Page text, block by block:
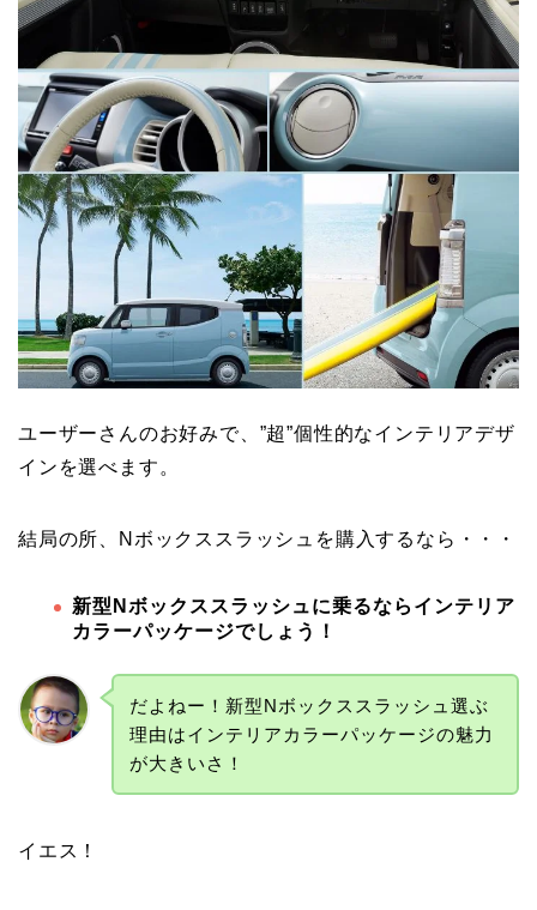
ユーザーさんのお好みで、”超”個性的なインテリアデザ
インを選べます。
結局の所、Nボックススラッシュを購入するなら・・・
新型Nボックススラッシュに乗るならインテリア
カラーパッケージでしょう！
だよねー！新型Nボックススラッシュ選ぶ
理由はインテリアカラーパッケージの魅力
が大きいさ！
イエス！